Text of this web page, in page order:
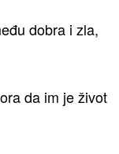
dobra i zla,
da im je život